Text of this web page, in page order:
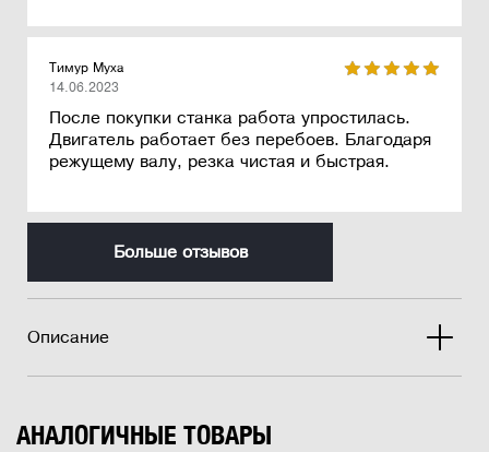
Тимур Муха
14.06.2023
После покупки станка работа упростилась.
Двигатель работает без перебоев. Благодаря
режущему валу, резка чистая и быстрая.
Больше отзывов
Описание
АНАЛОГИЧНЫЕ ТОВАРЫ